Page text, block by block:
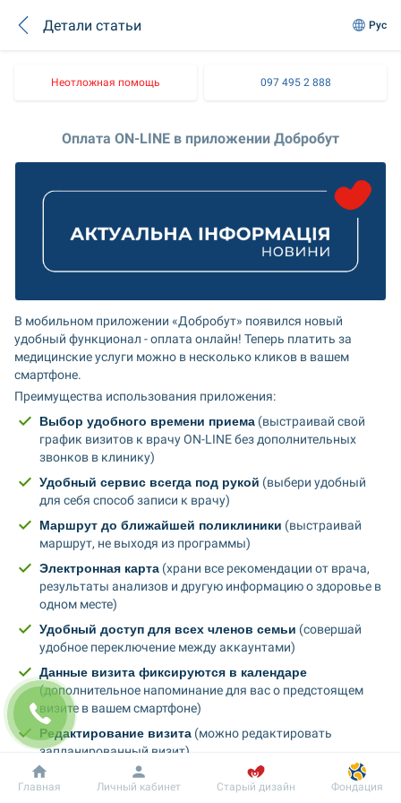
Детали статьи Рус
Неотложная помощь 097 495 2 888
Оплата ON-LINE в приложении Добробут
В мобильном приложении «Добробут» появился новый
удобный функционал - оплата онлайн! Теперь платить за
медицинские услуги можно в несколько кликов в вашем
смартфоне.
Преимущества использования приложения:
Выбор удобного времени приема (выстраивай свой
график визитов к врачу ON-LINE без дополнительных
звонков в клинику)
Удобный сервис всегда под рукой (выбери удобный
для себя способ записи к врачу)
Маршрут до ближайшей поликлиники (выстраивай
маршрут, не выходя из программы)
Электронная карта (храни все рекомендации от врача,
результаты анализов и другую информацию о здоровье в
одном месте)
Удобный доступ для всех членов семьи (совершай
удобное переключение между аккаунтами)
Данные визита фиксируются в календаре
(дополнительное напоминание для вас о предстоящем
визите в вашем смартфоне)
Редактирование визита (можно редактировать
запланированный визит)
Маршрут до ближайшей поликлиники
маршрут можно не выходя из программы)
Добробут Информация Пациенту
Главная Личный кабинет Старый дизайн Фондация